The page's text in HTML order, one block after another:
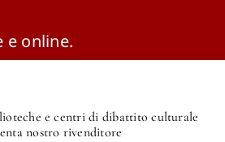
e online.
e centri di dibattito culturale
nostro rivenditore